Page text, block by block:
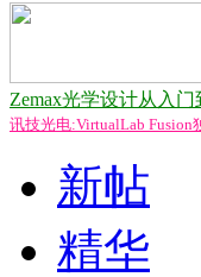
Zemax光学设计从入门
讯技光电:VirtualLab Fusion
新帖
精华